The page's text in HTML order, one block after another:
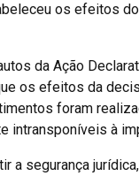
os efeitos
da Ação
os efeitos da
foram
intransponíveis à
a segurança